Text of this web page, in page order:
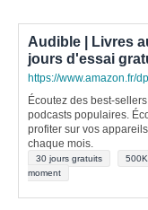
Audible | Livres
jours d'essai
https://www.amazon.fr/
Écoutez des best-
podcasts populaires.
profiter sur vos
chaque mois.
30 jours gratuits
moment